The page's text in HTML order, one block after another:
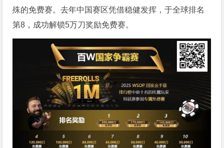
殊的免费赛。去年中国赛区凭借稳健发挥，于全球排名
第8，成功解锁5万刀奖励免费赛。